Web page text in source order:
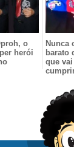
o
herói
Nunca
barato
que vai